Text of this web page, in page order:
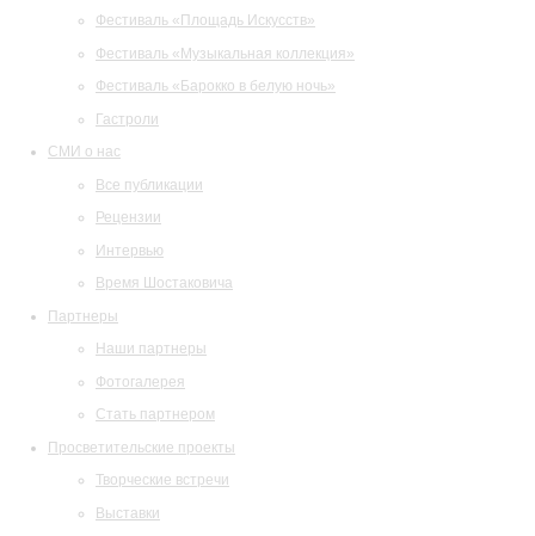
Фестиваль «Площадь Искусств»
Фестиваль «Музыкальная коллекция»
Фестиваль «Барокко в белую ночь»
Гастроли
СМИ о нас
Все публикации
Рецензии
Интервью
Время Шостаковича
Партнеры
Наши партнеры
Фотогалерея
Стать партнером
Просветительские проекты
Творческие встречи
Выставки